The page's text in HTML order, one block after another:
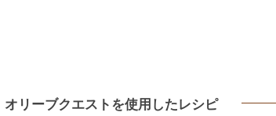
オリーブクエストを使用したレシピ